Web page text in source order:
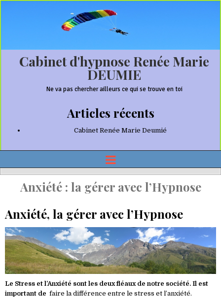
Cabinet d'hypnose Renée Marie
DEUMIE
Ne va pas chercher ailleurs ce qui se trouve en toi
Articles récents
Cabinet Renée Marie Deumié
Anxiété : la gérer avec l’Hypnose
Anxiété, la gérer avec l’Hypnose
Le Stress et l’Anxiété sont les deux fléaux de notre société. Il est
important de faire la différence entre le stress et l’anxiété.